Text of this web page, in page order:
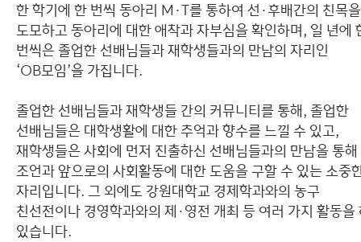
한 학기에 한 번씩 동아리 M·T를 통하여 선·후배간의 친목을
도모하고 동아리에 대한 애착과 자부심을 확인하며, 일 년에
번씩은 졸업한 선배님들과 재학생들과의 만남의 자리인
‘OB모임’을 가집니다.
졸업한 선배님들과 재학생들 간의 커뮤니티를 통해, 졸업한
선배님들은 대학생활에 대한 추억과 향수를 느낄 수 있고,
재학생들은 사회에 먼저 진출하신 선배님들과의 만남을 통
조언과 앞으로의 사회활동에 대한 도움을 구할 수 있는 소중
자리입니다. 그 외에도 강원대학교 경제학과와의 농구
친선전이나 경영학과와의 제·영전 개최 등 여러 가지 활동을
있습니다.